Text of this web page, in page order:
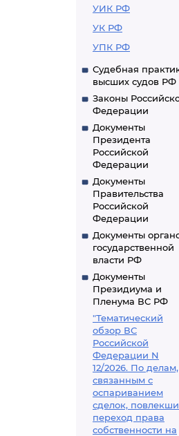
УИК РФ
УК РФ
УПК РФ
Судебная
высших судов РФ
Законы
Федерации
Документы
Президента
Российской
Федерации
Документы
Правительства
Российской
Федерации
Документы
государственной
власти РФ
Документы
Президиума и
Пленума ВС РФ
"Тематический
обзор ВС
Российской
Федерации N
12/2026. По делам,
связанным с
оспариванием
сделок,
переход права
собственности на